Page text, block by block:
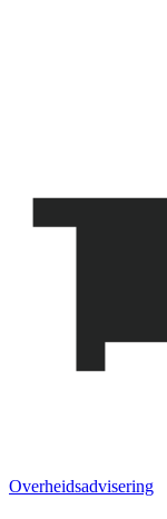
Overheids­advisering